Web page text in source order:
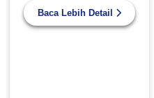
Baca Lebih Detail